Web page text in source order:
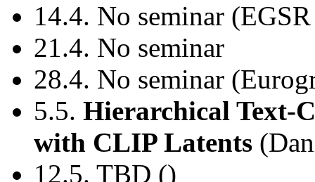
14.4. No seminar
21.4. No seminar
28.4. No seminar
5.5. Hierarchical Text-
with CLIP Latents
12.5. TBD ()